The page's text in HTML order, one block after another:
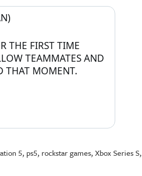
THE FIRST TIME
TEAMMATES AND
5, ps5, rockstar games,Xbox Series S,